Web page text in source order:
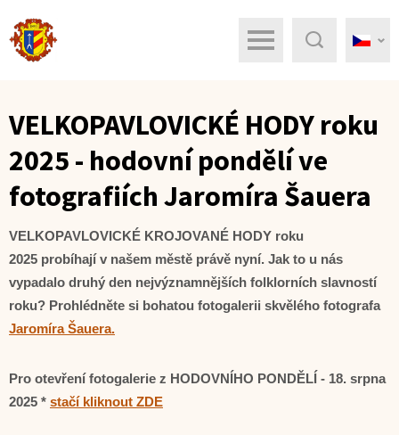
Menu
VELKOPAVLOVICKÉ HODY roku
2025 - hodovní pondělí ve
fotografiích Jaromíra Šauera
VELKOPAVLOVICKÉ KROJOVANÉ HODY roku
2025 probíhají v našem městě právě nyní. Jak to u nás
vypadalo druhý den nejvýznamnějších folklorních slavností
roku? Prohlédněte si bohatou fotogalerii skvělého fotografa
Jaromíra Šauera.
Pro otevření fotogalerie z HODOVNÍHO PONDĚLÍ - 18. srpna
2025 * stačí kliknout ZDE